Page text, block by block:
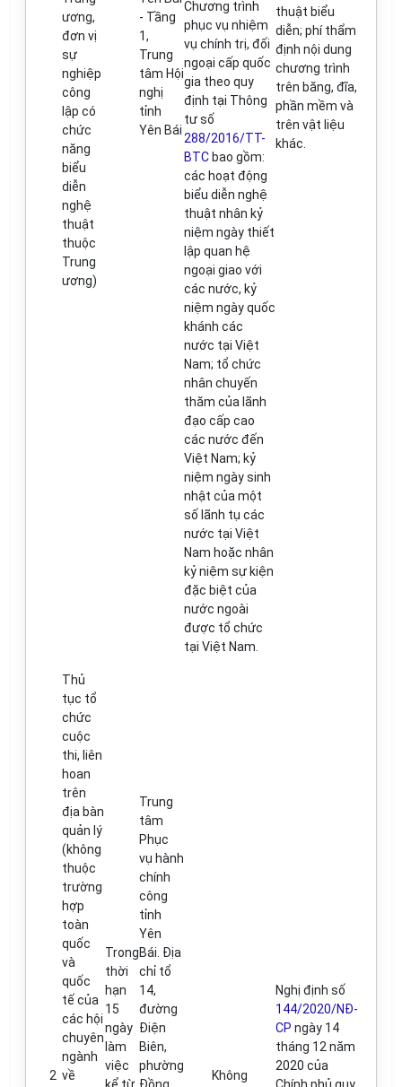
ương,
đơn vị
sự
nghiệp
công
lập có
chức
năng
biểu
diễn
nghệ
thuật
thuộc
Trung
ương)
- Tầng
1,
Trung
tâm Hội
nghị
tỉnh
Yên Bái
Chương trình
phục vụ nhiệm
vụ chính trị, đối
ngoại cấp quốc
gia theo quy
định tại Thông
tư số
288/2016/TT-
BTC bao gồm:
các hoạt động
biểu diễn nghệ
thuật nhân kỷ
niệm ngày thiết
lập quan hệ
ngoại giao với
các nước, kỷ
niệm ngày quốc
khánh các
nước tại Việt
Nam; tổ chức
nhân chuyến
thăm của lãnh
đạo cấp cao
các nước đến
Việt Nam; kỷ
niệm ngày sinh
nhật của một
số ãnh tụ các
nước tại Việt
Nam hoặc nhân
kỷ niệm sự kiện
đặc biệt của
nước ngoài
được tổ chức
tại Việt Nam.
thuật biểu
diễn; phí thẩm
định nội dung
chương trình
trên băng, đĩa,
phần mềm và
trên vật liệu
khác.
2
Thủ
tục tổ
chức
cuộc
thi, liên
hoan
trên
địa bàn
quản lý
(không
thuộc
trường
hợp
toàn
quốc
và
quốc
tế của
các hội
chuyên
ngành
về
Trong
thời
hạn
15
ngày
làm
việc
Trung
tâm
Phục
vụ hành
chính
công
tỉnh
Yên
Bái. Địa
chỉ tổ
14,
đường
Điện
Biên,
phường
Không
Nghị định số
144/2020/NĐ-
CP ngày 14
tháng 12 năm
2020 của